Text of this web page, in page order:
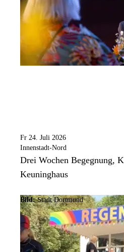
Fr 24. Juli 2026
Innenstadt-Nord
Drei Wochen Begegnung,
Keuninghaus
Bild:Stadt Dortmund